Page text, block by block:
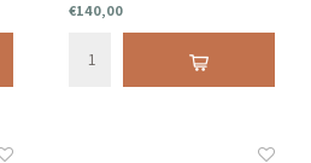
Tip: vraag van te voren een staal bij ons
Let op: behang kan niet geretourneerd
€140,00